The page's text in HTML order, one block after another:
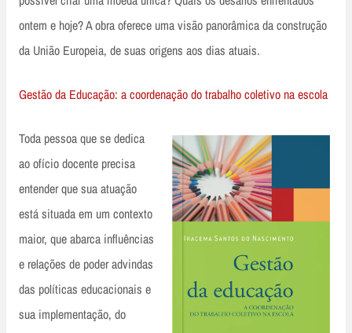
ontem e hoje? A obra oferece uma visão panorâmica da construção
da União Europeia, de suas origens aos dias atuais.
Gestão da Educação: a coordenação do trabalho coletivo na escola
Toda pessoa que se dedica
ao ofício docente precisa
entender que sua atuação
está situada em um contexto
maior, que abarca influências
e relações de poder advindas
das políticas educacionais e
sua implementação, do